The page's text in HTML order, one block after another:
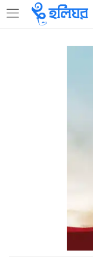
Enter